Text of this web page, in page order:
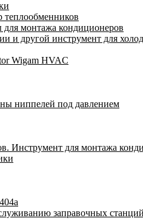
теплообменников
монтажа кондиционеров
и другой инструмент для
Wigam HVAC
ниппелей под давлением
Инструмент для монтажа
заправочных